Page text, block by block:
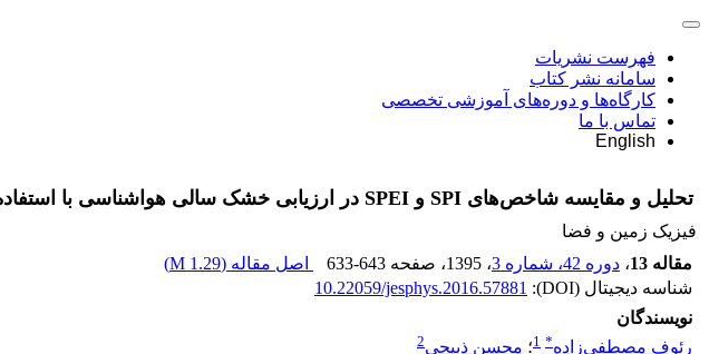
فهرست نشریات
سامانه نشر کتاب
کارگاه‌ها و دوره‌های آموزشی تخصصی
تماس با ما
English
تحلیل و مقایسه شاخص‌های ‏SPI‏ و ‏SPEI‏ در ارزیابی خشک سالی هواشناسی با استفاده از نرم‌افزار R (بررسی موردی: استان کردستان)
فیزیک زمین و فضا
مقاله 13
، دوره 42، شماره 3 ، 1395 ، صفحه 633-643 اصل مقاله (1.29 M
)
شناسه دیجیتال (DOI):
10.22059/jesphys.2016.57881
نویسندگان
رئوف مصطفی‌زاده*
1؛ محسن ذبیحی2